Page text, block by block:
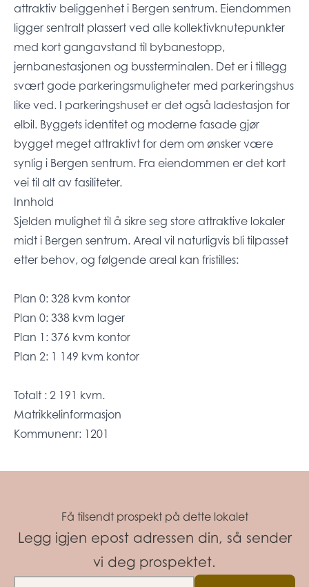
attraktiv beliggenhet i Bergen sentrum. Eiendommen
ligger sentralt plassert ved alle kollektivknutepunkter
med kort gangavstand til bybanestopp,
jernbanestasjonen og bussterminalen. Det er i tillegg
svært gode parkeringsmuligheter med parkeringshus
like ved. I parkeringshuset er det også ladestasjon for
elbil. Byggets identitet og moderne fasade gjør
bygget meget attraktivt for dem om ønsker være
synlig i Bergen sentrum. Fra eiendommen er det kort
vei til alt av fasiliteter.
Innhold
Sjelden mulighet til å sikre seg store attraktive lokaler
midt i Bergen sentrum. Areal vil naturligvis bli tilpasset
etter behov, og følgende areal kan fristilles:
Plan 0: 328 kvm kontor
Plan 0: 338 kvm lager
Plan 1: 376 kvm kontor
Plan 2: 1 149 kvm kontor
Totalt : 2 191 kvm.
Matrikkelinformasjon
Kommunenr: 1201
Få tilsendt prospekt på dette lokalet
Legg igjen epost adressen din, så sender
vi deg prospektet.